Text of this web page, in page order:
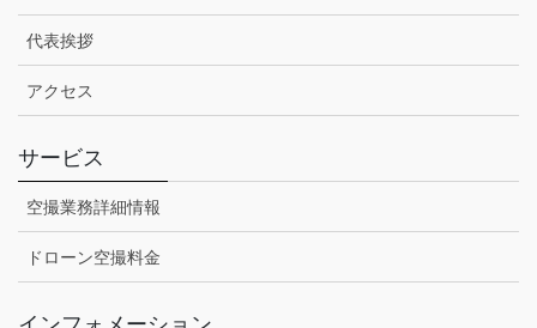
代表挨拶
アクセス
サービス
空撮業務詳細情報
ドローン空撮料金